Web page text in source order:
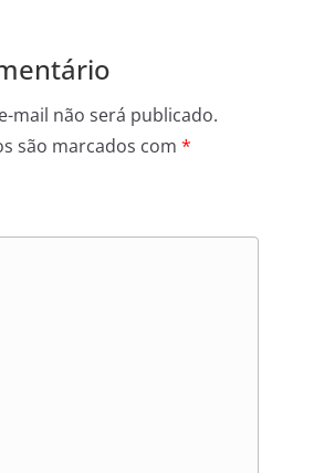
mail não será publicado.
são marcados com *